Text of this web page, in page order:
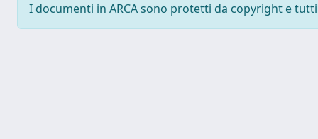
I documenti in ARCA sono protetti da copyright e